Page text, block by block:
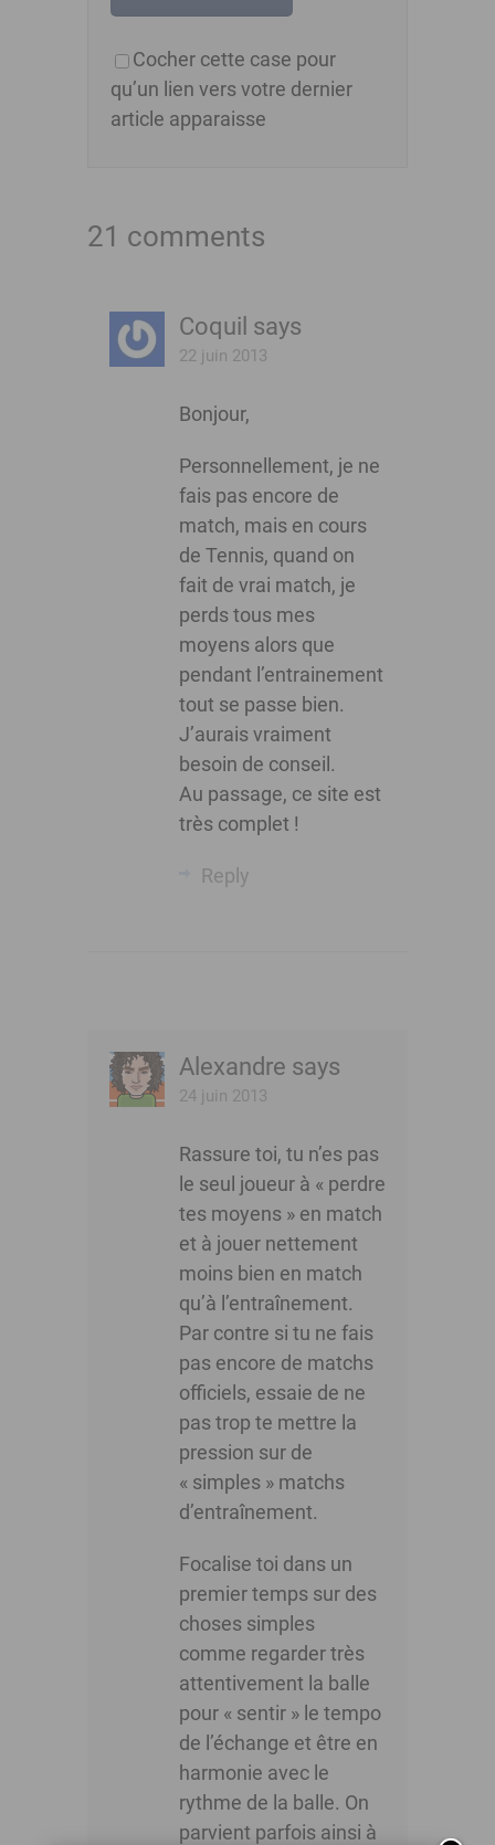
Cocher cette case pour
qu’un lien vers votre dernier
article apparaisse
21 comments
Coquil says
22 juin 2013
Bonjour,
Personnellement, je ne
fais pas encore de
match, mais en cours
de Tennis, quand on
fait de vrai match, je
perds tous mes
moyens alors que
pendant l’entrainement
tout se passe bien.
J’aurais vraiment
besoin de conseil.
Au passage, ce site est
très complet !
Reply
Alexandre says
24 juin 2013
Rassure toi, tu n’es pas
le seul joueur à « perdre
tes moyens » en match
et à jouer nettement
moins bien en match
qu’à l’entraînement.
Par contre si tu ne fais
pas encore de matchs
officiels, essaie de ne
pas trop te mettre la
pression sur de
« simples » matchs
d’entraînement.
Focalise toi dans un
premier temps sur des
choses simples
comme regarder très
attentivement la balle
pour « sentir » le tempo
de l’échange et être en
harmonie avec le
rythme de la balle. On
parvient parfois ainsi à